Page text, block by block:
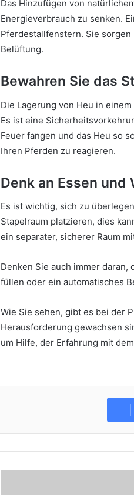
Das Hinzufügen von
Energieverbrauch zu senken.
Pferdestallfenstern. Sie
Belüftung.
Bewahren Sie das
Die Lagerung von Heu in
Es ist eine
Feuer fangen und das Heu so
Ihren Pferden zu reagieren.
Denk an Essen und
Es ist wichtig, sich zu
Stapelraum platzieren, dies
ein separater, sicherer Raum
Denken Sie auch immer
füllen oder ein automatisches
Wie Sie sehen, gibt es bei der
Herausforderung gewachsen
um Hilfe, der Erfahrung mit